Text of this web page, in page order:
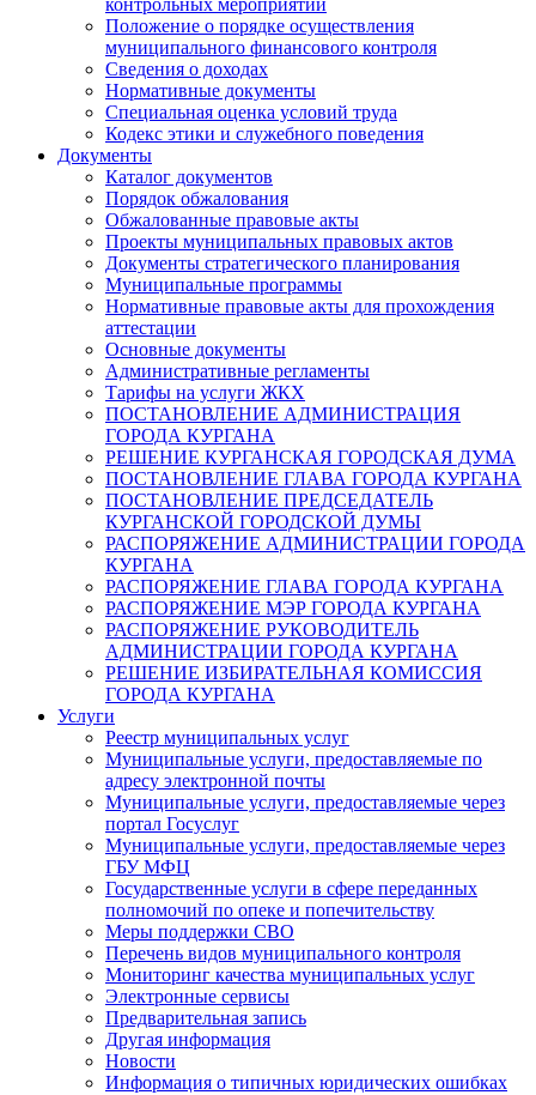
контрольных мероприятий
Положение о порядке осуществления
муниципального финансового контроля
Сведения о доходах
Нормативные документы
Специальная оценка условий труда
Кодекс этики и служебного поведения
Документы
Каталог документов
Порядок обжалования
Обжалованные правовые акты
Проекты муниципальных правовых актов
Документы стратегического планирования
Муниципальные программы
Нормативные правовые акты для прохождения
аттестации
Основные документы
Административные регламенты
Тарифы на услуги ЖКХ
ПОСТАНОВЛЕНИЕ АДМИНИСТРАЦИЯ
ГОРОДА КУРГАНА
РЕШЕНИЕ КУРГАНСКАЯ ГОРОДСКАЯ ДУМА
ПОСТАНОВЛЕНИЕ ГЛАВА ГОРОДА КУРГАНА
ПОСТАНОВЛЕНИЕ ПРЕДСЕДАТЕЛЬ
КУРГАНСКОЙ ГОРОДСКОЙ ДУМЫ
РАСПОРЯЖЕНИЕ АДМИНИСТРАЦИИ ГОРОДА
КУРГАНА
РАСПОРЯЖЕНИЕ ГЛАВА ГОРОДА КУРГАНА
РАСПОРЯЖЕНИЕ МЭР ГОРОДА КУРГАНА
РАСПОРЯЖЕНИЕ РУКОВОДИТЕЛЬ
АДМИНИСТРАЦИИ ГОРОДА КУРГАНА
РЕШЕНИЕ ИЗБИРАТЕЛЬНАЯ КОМИССИЯ
ГОРОДА КУРГАНА
Услуги
Реестр муниципальных услуг
Муниципальные услуги, предоставляемые по
адресу электронной почты
Муниципальные услуги, предоставляемые через
портал Госуслуг
Муниципальные услуги, предоставляемые через
ГБУ МФЦ
Государственные услуги в сфере переданных
полномочий по опеке и попечительству
Меры поддержки СВО
Перечень видов муниципального контроля
Мониторинг качества муниципальных услуг
Электронные сервисы
Предварительная запись
Другая информация
Новости
Информация о типичных юридических ошибках